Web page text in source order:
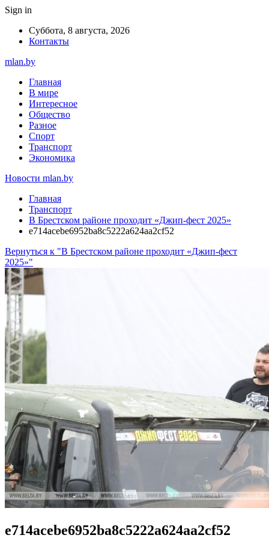
Sign in
Суббота, 8 августа, 2026
Контакты
mlan.by
Главная
В мире
Интересное
Общество
Разное
Спорт
Транспорт
Экономика
Новости mlan.by
Главная
Транспорт
В Брестском районе проходит «Джип-фест 2025»
e714acebe6952ba8c5222a624aa2cf52
Вернуться к "В Брестском районе проходит «Джип-фест
2025»"
e714acebe6952ba8c5222a624aa2cf52